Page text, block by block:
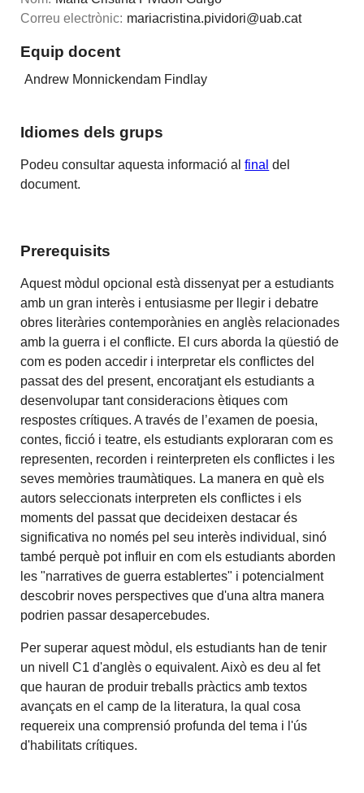
Correu electrònic: mariacristina.pividori@uab.cat
Equip docent
Andrew Monnickendam Findlay
Idiomes dels grups
Podeu consultar aquesta informació alfinal del
document.
Prerequisits
Aquest mòdul opcional està dissenyat per a estudiants
amb un gran interès i entusiasme per llegir i debatre
obres literàries contemporànies en anglès relacionades
amb la guerra i el conflicte. El curs aborda la qüestió de
com es poden accedir i interpretar els conflictes del
passat des del present, encoratjant els estudiants a
desenvolupar tant consideracions ètiques com
respostes crítiques. A través de l’examen de poesia,
contes, ficció i teatre, els estudiants exploraran com es
representen, recorden i reinterpreten els conflictes i les
seves memòries traumàtiques. La manera en què els
autors seleccionats interpreten els conflictes i els
moments del passat que decideixen destacar és
significativa no només pel seu interès individual, sinó
també perquè pot influir en com els estudiants aborden
les "narratives de guerra establertes" i potencialment
descobrir noves perspectives que d'una altra manera
podrien passar desapercebudes.
Per superar aquest mòdul, els estudiants han de tenir
un nivell C1 d'anglès o equivalent. Això es deu al fet
que hauran de produir treballs pràctics amb textos
avançats en el camp de la literatura, la qual cosa
requereix una comprensió profunda del tema i l'ús
d'habilitats crítiques.